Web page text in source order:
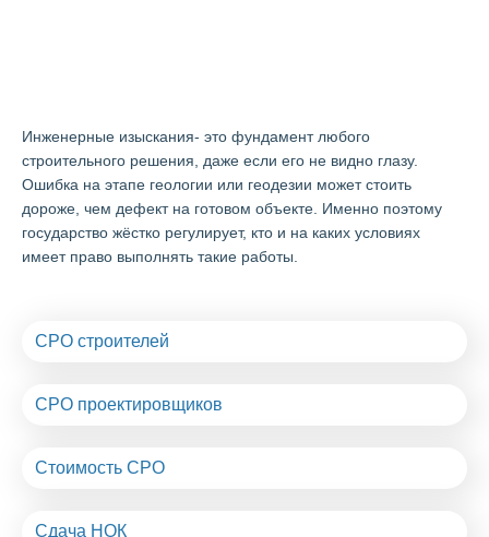
Инженерные изыскания- это фундамент любого
строительного решения, даже если его не видно глазу.
Ошибка на этапе геологии или геодезии может стоить
дороже, чем дефект на готовом объекте. Именно поэтому
государство жёстко регулирует, кто и на каких условиях
имеет право выполнять такие работы.
СРО строителей
СРО проектировщиков
Стоимость СРО
Сдача НОК